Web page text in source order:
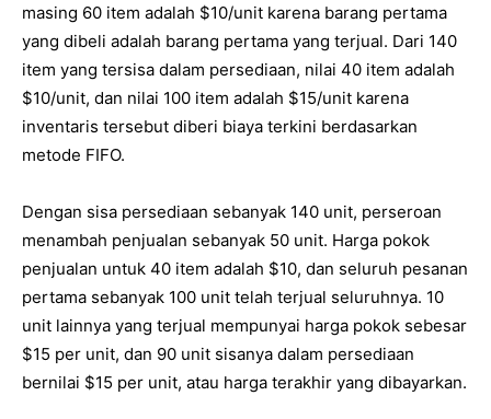
masing 60 item adalah $10/unit karena barang pertama
yang dibeli adalah barang pertama yang terjual. Dari 140
item yang tersisa dalam persediaan, nilai 40 item adalah
$10/unit, dan nilai 100 item adalah $15/unit karena
inventaris tersebut diberi biaya terkini berdasarkan
metode FIFO.
Dengan sisa persediaan sebanyak 140 unit, perseroan
menambah penjualan sebanyak 50 unit. Harga pokok
penjualan untuk 40 item adalah $10, dan seluruh pesanan
pertama sebanyak 100 unit telah terjual seluruhnya. 10
unit lainnya yang terjual mempunyai harga pokok sebesar
$15 per unit, dan 90 unit sisanya dalam persediaan
bernilai $15 per unit, atau harga terakhir yang dibayarkan.